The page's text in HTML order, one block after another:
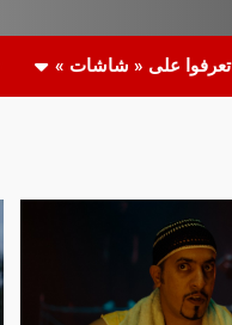
تعرفوا على « شاشات »